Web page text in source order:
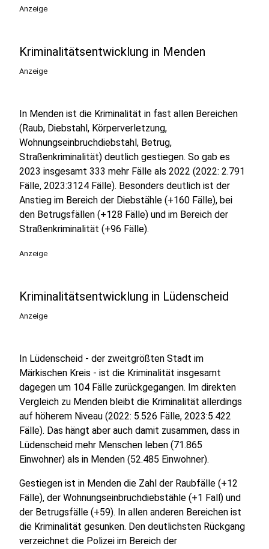
Anzeige
Kriminalitätsentwicklung in Menden
Anzeige
In Menden ist die Kriminalität in fast allen Bereichen
(Raub, Diebstahl, Körperverletzung,
Wohnungseinbruchdiebstahl, Betrug,
Straßenkriminalität) deutlich gestiegen. So gab es
2023 insgesamt 333 mehr Fälle als 2022 (2022: 2.791
Fälle, 2023:3124 Fälle). Besonders deutlich ist der
Anstieg im Bereich der Diebstähle (+160 Fälle), bei
den Betrugsfällen (+128 Fälle) und im Bereich der
Straßenkriminalität (+96 Fälle).
Anzeige
Kriminalitätsentwicklung in Lüdenscheid
Anzeige
In Lüdenscheid - der zweitgrößten Stadt im
Märkischen Kreis - ist die Kriminalität insgesamt
dagegen um 104 Fälle zurückgegangen. Im direkten
Vergleich zu Menden bleibt die Kriminalität allerdings
auf höherem Niveau (2022: 5.526 Fälle, 2023:5.422
Fälle). Das hängt aber auch damit zusammen, dass in
Lüdenscheid mehr Menschen leben (71.865
Einwohner) als in Menden (52.485 Einwohner).
Gestiegen ist in Menden die Zahl der Raubfälle (+12
Fälle), der Wohnungseinbruchdiebstähle (+1 Fall) und
der Betrugsfälle (+59). In allen anderen Bereichen ist
die Kriminalität gesunken. Den deutlichsten Rückgang
verzeichnet die Polizei im Bereich der